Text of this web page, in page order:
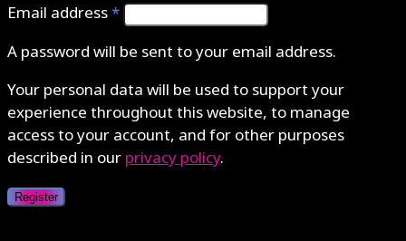
Email address*
A password will be sent to your email address.
Your personal data will be used to support your
experience throughout this website, to manage
access to your account, and for other purposes
described in ourprivacy policy.
Register